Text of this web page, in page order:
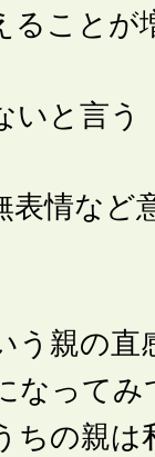
ることが
いと言う
表情など
う親の
なって
ちの親は